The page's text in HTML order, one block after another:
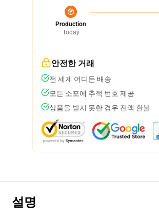
Production
Today
안전한 거래
전 세계 어디든 배송
모든 소포에 추적 번호 제공
상품을 받지 못한 경우 전액 환불
설명